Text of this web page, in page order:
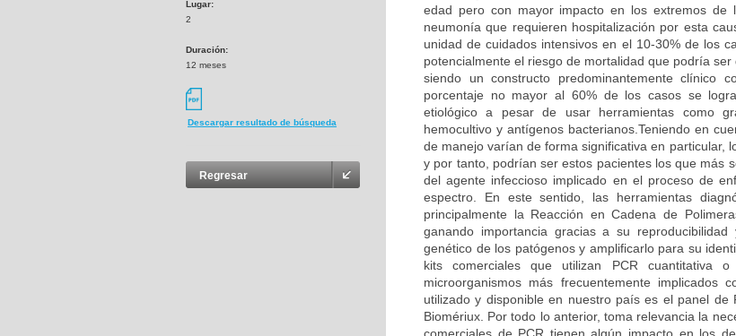
Lugar:
2
Duración:
12 meses
Descargar resultado de búsqueda
Regresar
edad pero con mayor impacto en los extremos de
neumonía que requieren hospitalización por esta
unidad de cuidados intensivos en el 10-30% de los
potencialmente el riesgo de mortalidad que podría
siendo un constructo predominantemente clínico
porcentaje no mayor al 60% de los casos se
etiológico a pesar de usar herramientas como
hemocultivo y antígenos bacterianos.Teniendo en
de manejo varían de forma significativa en particular,
y por tanto, podrían ser estos pacientes los que más
del agente infeccioso implicado en el proceso de
espectro. En este sentido, las herramientas
principalmente la Reacción en Cadena de
ganando importancia gracias a su
genético de los patógenos y amplificarlo para su
kits comerciales que utilizan PCR
microorganismos más frecuentemente
utilizado y disponible en nuestro país es el panel
Biomériux. Por todo lo anterior, toma relevancia la